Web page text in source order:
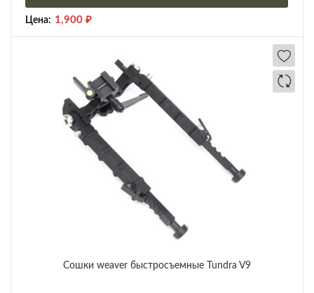
Цена: 1,900 ₽
Сошки weaver быстросъемные Tundra V9